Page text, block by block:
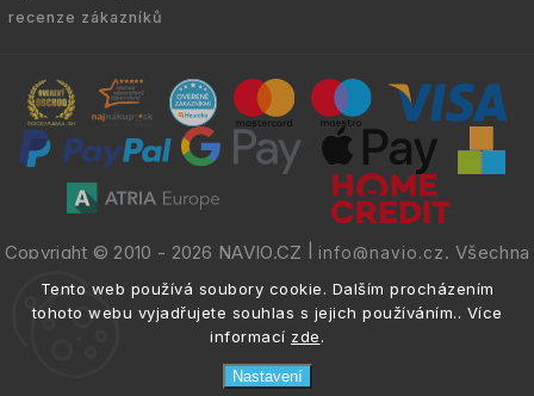
Tento web používá soubory cookie. Dalším procházením
tohoto webu vyjadřujete souhlas s jejich používáním.. Více
informací zde.
Nastavení
recenze zákazníků
Copyright © 2010 - 2026 NAVIO.CZ info@navio.cz. Všechna
práva vyhrazena.